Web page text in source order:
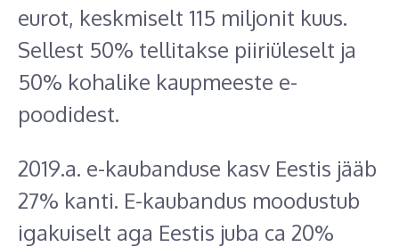
eurot, keskmiselt 115 miljonit kuus.
Sellest 50% tellitakse piiriüleselt ja
50% kohalike kaupmeeste e-
poodidest.
2019.a. e-kaubanduse kasv Eestis jääb
27% kanti. E-kaubandus moodustub
igakuiselt aga Eestis juba ca 20%